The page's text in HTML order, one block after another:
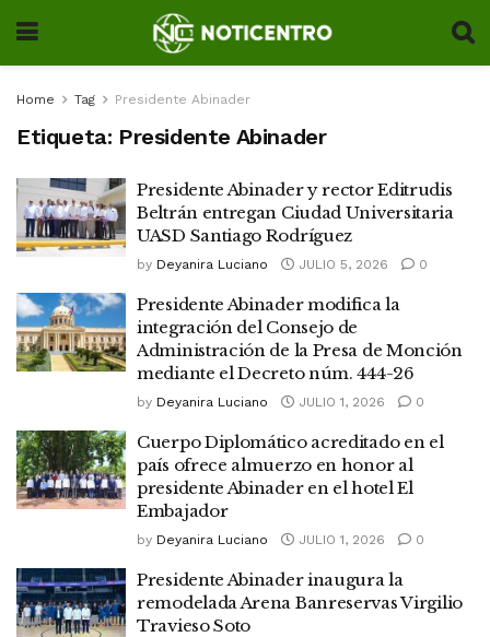
Home Tag Presidente Abinader
Etiqueta: Presidente Abinader
Presidente Abinader y rector Editrudis
Beltrán entregan Ciudad Universitaria
UASD Santiago Rodríguez
by Deyanira Luciano JULIO 5, 2026 0
Presidente Abinader modifica la
integración del Consejo de
Administración de la Presa de Monción
mediante el Decreto núm. 444-26
by Deyanira Luciano JULIO 1, 2026 0
Cuerpo Diplomático acreditado en el
país ofrece almuerzo en honor al
presidente Abinader en el hotel El
Embajador
by Deyanira Luciano JULIO 1, 2026 0
Presidente Abinader inaugura la
remodelada Arena Banreservas Virgilio
Travieso Soto